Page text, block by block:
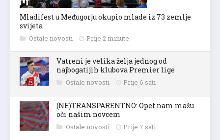
Mladifest u Međugorju okupio mlade iz 73 zemlje
svijeta
Ostale novosti Prije 2 minute
Vatreni je velika želja jednog od
najbogatijih klubova Premier lige
Ostale novosti Prije 6 sati
(NE)TRANSPARENTNO: Opet nam mažu
oči našim novcem
Ostale novosti Prije 7 sati